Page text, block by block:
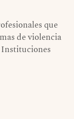
que
de violencia
Instituciones